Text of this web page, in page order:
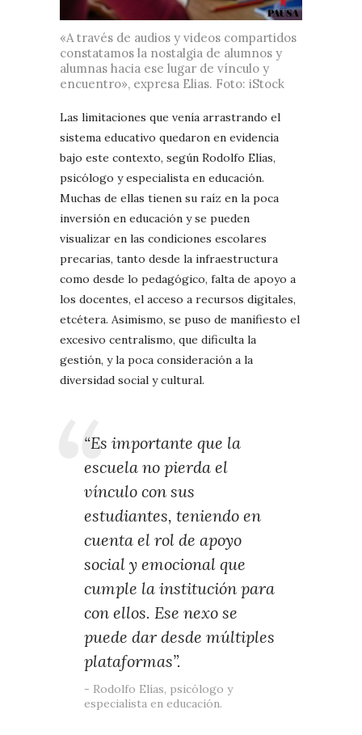
«A través de audios y videos compartidos
constatamos la nostalgia de alumnos y
alumnas hacia ese lugar de vínculo y
encuentro», expresa Elias. Foto: iStock
Las limitaciones que venía arrastrando el
sistema educativo quedaron en evidencia
bajo este contexto, según Rodolfo Elías,
psicólogo y especialista en educación.
Muchas de ellas tienen su raíz en la poca
inversión en educación y se pueden
visualizar en las condiciones escolares
precarias, tanto desde la infraestructura
como desde lo pedagógico, falta de apoyo a
los docentes, el acceso a recursos digitales,
etcétera. Asimismo, se puso de manifiesto el
excesivo centralismo, que dificulta la
gestión, y la poca consideración a la
diversidad social y cultural.
“Es importante que la
escuela no pierda el
vínculo con sus
estudiantes, teniendo en
cuenta el rol de apoyo
social y emocional que
cumple la institución para
con ellos. Ese nexo se
puede dar desde múltiples
plataformas”.
Rodolfo Elías, psicólogo y
especialista en educación.